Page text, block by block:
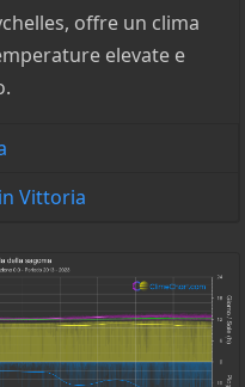
offre un clima
elevate e
Vittoria